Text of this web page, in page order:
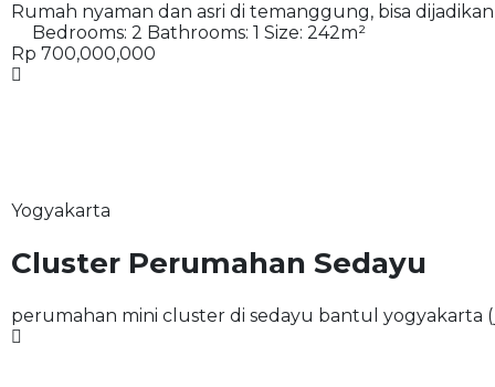
Rumah nyaman dan asri di temanggung, bisa
Bedrooms: 2 Bathrooms: 1 Size: 242m²
Rp 700,000,000
Yogyakarta
Cluster Perumahan Sedayu
perumahan mini cluster di sedayu bantul yogyakarta